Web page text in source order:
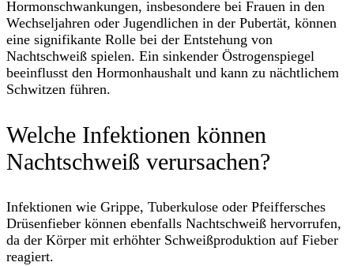
Hormonschwankungen, insbesondere bei Frauen in den
Wechseljahren oder Jugendlichen in der Pubertät, können
eine signifikante Rolle bei der Entstehung von
Nachtschweiß spielen. Ein sinkender Östrogenspiegel
beeinflusst den Hormonhaushalt und kann zu nächtlichem
Schwitzen führen.
Welche Infektionen können
Nachtschweiß verursachen?
Infektionen wie Grippe, Tuberkulose oder Pfeiffersches
Drüsenfieber können ebenfalls Nachtschweiß hervorrufen,
da der Körper mit erhöhter Schweißproduktion auf Fieber
reagiert.